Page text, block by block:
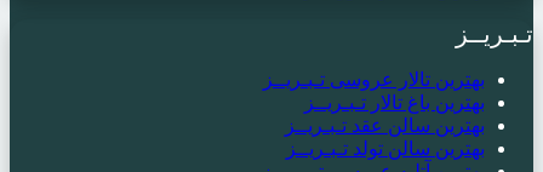
تـبـریــز
بهترین تالار عروسی تـبـریــز
بهترین باغ تالار تـبـریــز
بهترین سالن عقد تـبـریــز
بهترین سالن تولد تـبـریــز